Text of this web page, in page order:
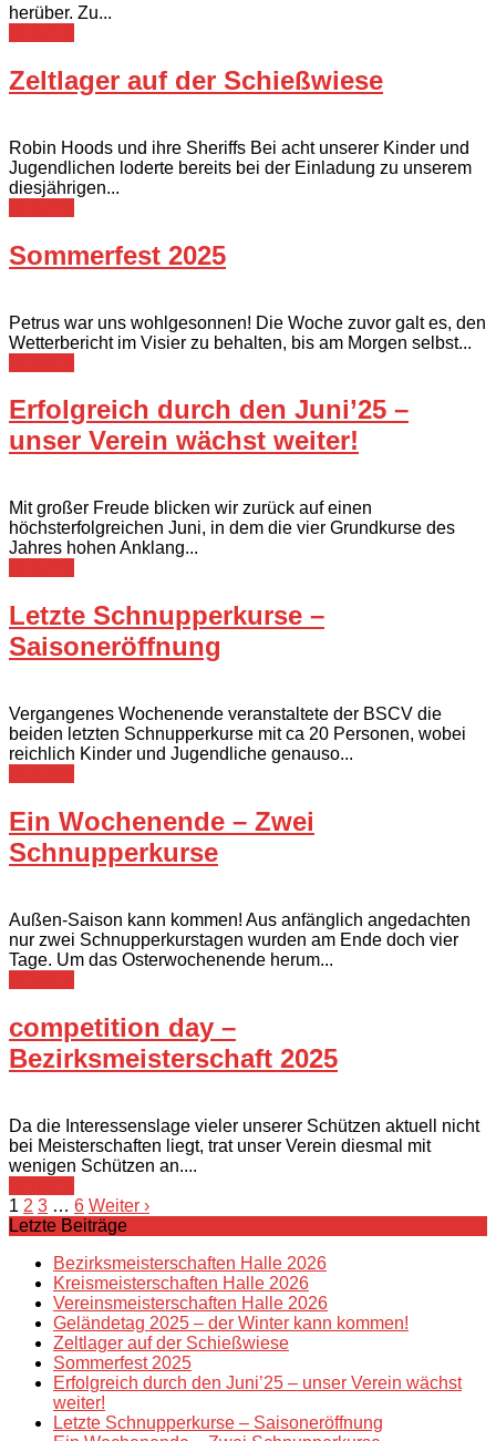
herüber. Zu...
Zeltlager auf der Schießwiese
Robin Hoods und ihre Sheriffs Bei acht unserer Kinder und
Jugendlichen loderte bereits bei der Einladung zu unserem
diesjährigen...
Sommerfest 2025
Petrus war uns wohlgesonnen! Die Woche zuvor galt es, den
Wetterbericht im Visier zu behalten, bis am Morgen selbst...
Erfolgreich durch den Juni’25 –
unser Verein wächst weiter!
Mit großer Freude blicken wir zurück auf einen
höchsterfolgreichen Juni, in dem die vier Grundkurse des
Jahres hohen Anklang...
Letzte Schnupperkurse –
Saisoneröffnung
Vergangenes Wochenende veranstaltete der BSCV die
beiden letzten Schnupperkurse mit ca 20 Personen, wobei
reichlich Kinder und Jugendliche genauso...
Ein Wochenende – Zwei
Schnupperkurse
Außen-Saison kann kommen! Aus anfänglich angedachten
nur zwei Schnupperkurstagen wurden am Ende doch vier
Tage. Um das Osterwochenende herum...
competition day –
Bezirksmeisterschaft 2025
Da die Interessenslage vieler unserer Schützen aktuell nicht
bei Meisterschaften liegt, trat unser Verein diesmal mit
wenigen Schützen an....
1 2 3 … 6 Weiter ›
Letzte Beiträge
Bezirksmeisterschaften Halle 2026
Kreismeisterschaften Halle 2026
Vereinsmeisterschaften Halle 2026
Geländetag 2025 – der Winter kann kommen!
Zeltlager auf der Schießwiese
Sommerfest 2025
Erfolgreich durch den Juni’25 – unser Verein wächst
weiter!
Letzte Schnupperkurse – Saisoneröffnung